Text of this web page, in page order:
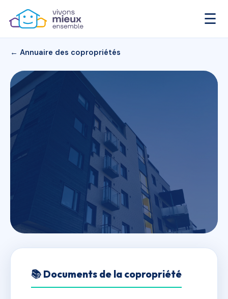
☰
← Annuaire des copropriétés
SDC PAUL FORT N° 30 -
75014
📚 Documents de la copropriété